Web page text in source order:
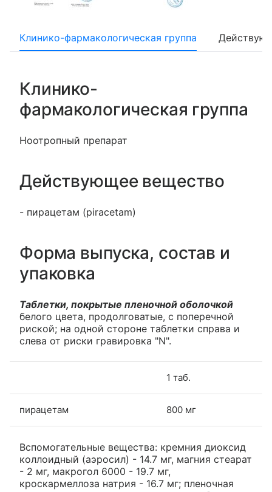
Клинико-фармакологическая группа
Клинико-
фармакологическая группа
Ноотропный препарат
Действующее вещество
- пирацетам (piracetam)
Форма выпуска, состав и
упаковка
Таблетки, покрытые пленочной оболочкой
белого цвета, продолговатые, с поперечной
риской; на одной стороне таблетки справа и
слева от риски гравировка "N".
1 таб.
пирацетам 800 мг
Вспомогательные вещества: кремния диоксид
коллоидный (аэросил) - 14.7 мг, магния стеарат
- 2 мг, макрогол 6000 - 19.7 мг,
кроскармеллоза натрия - 16.7 мг; пленочная